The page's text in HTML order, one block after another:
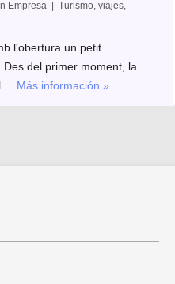
Empresa | Turismo, viajes,
l'obertura un petit
del primer moment, la
Más información »